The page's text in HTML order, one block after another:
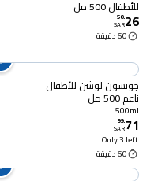
للأطفال 500 مل
26
.
50
SAR
60 دقيقة
جونسون لوشن للأطفال
ناعم 500 مل
500ml
71
.
99
SAR
Only 3 left
60 دقيقة